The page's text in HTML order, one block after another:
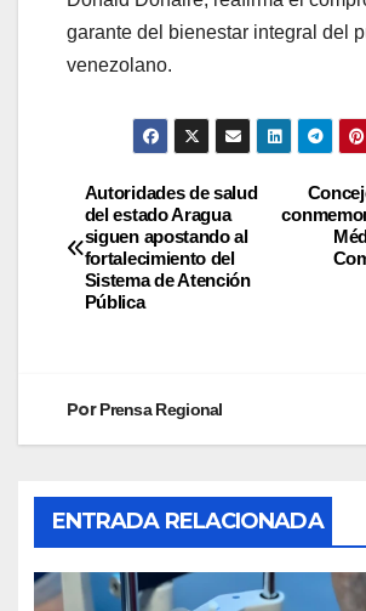
garante del bienestar integral del
venezolano.
Autoridades de salud
del estado Aragua
siguen apostando al
fortalecimiento del
Sistema de Atención
Pública
PorPrensa Regional
ENTRADA RELACIONADA